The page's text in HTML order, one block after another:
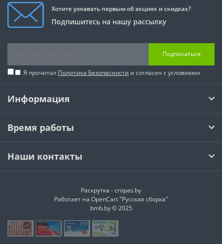
Хотите узнавать первым об акциях и скидках?
Подпишитесь на нашу рассылку
Подписаться
Я прочитал Политика Безопасности и согласен с условиями
Информация
Время работы
Наши контакты
Раскрутка -cropas.by
Работает на OpenCart "Русская сборка"
bmb.by © 2025